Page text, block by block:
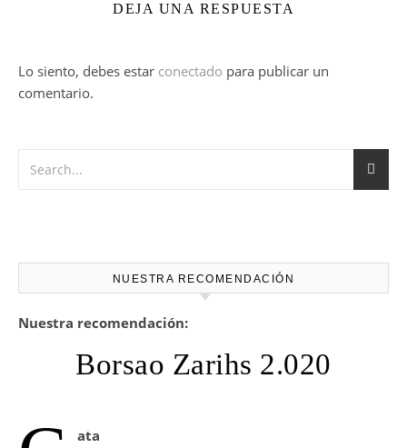
DEJA UNA RESPUESTA
Lo siento, debes estar conectado para publicar un
comentario.
NUESTRA RECOMENDACIÓN
Nuestra recomendación:
Borsao Zarihs 2.020
ata